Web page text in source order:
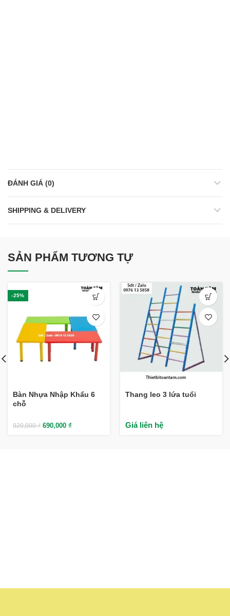
ĐÁNH GIÁ (0)
SHIPPING & DELIVERY
SẢN PHẨM TƯƠNG TỰ
-25%
Bàn Nhựa Nhập Khẩu 6
chỗ
920,000₫ 690,000 ₫
Thang leo 3 lứa tuổi
Giá liên hệ